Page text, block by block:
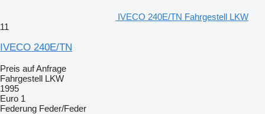
IVECO 240E/TN Fahrgestell LKW
11
IVECO 240E/TN
Preis auf Anfrage
Fahrgestell LKW
1995
Euro 1
Federung Feder/Feder